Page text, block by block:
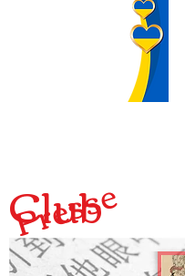
Presse
Club